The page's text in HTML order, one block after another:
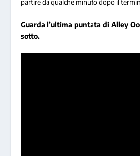
partire da qualche minuto dopo il
Guarda l’ultima puntata di Alley
sotto.